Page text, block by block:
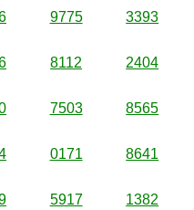
9775 3393
8112 2404
7503 8565
0171 8641
5917 1382